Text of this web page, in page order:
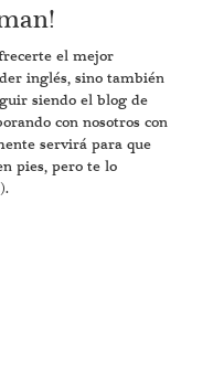
el mejor
inglés, sino también
siendo el blog de
con nosotros con
servirá para que
pies, pero te lo